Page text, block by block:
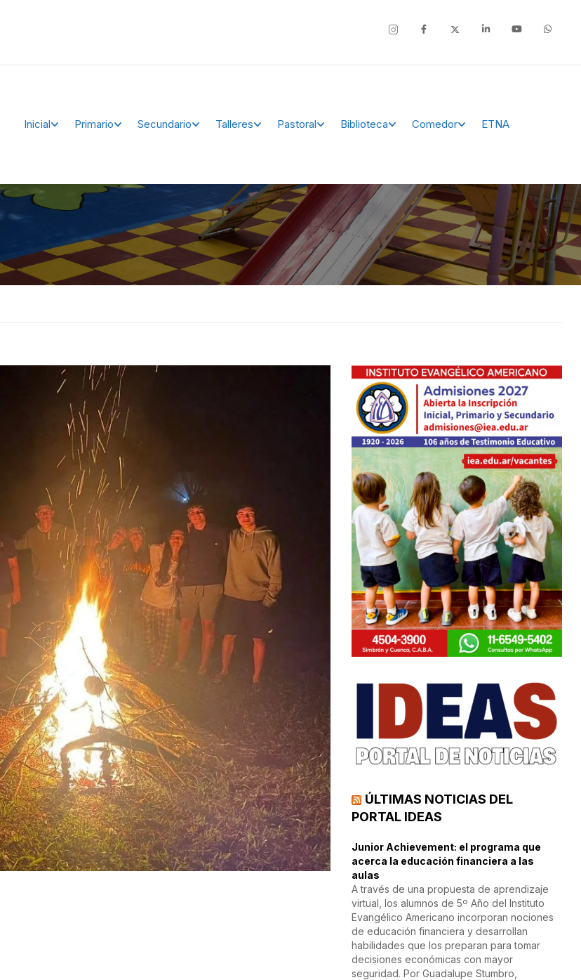
Inicial Primario Secundario Talleres Pastoral Biblioteca Comedor ETNA
ÚLTIMAS NOTICIAS DEL
PORTAL IDEAS
Junior Achievement: el programa que
acerca la educación financiera a las
aulas
A través de una propuesta de aprendizaje
virtual, los alumnos de 5º Año del Instituto
Evangélico Americano incorporan nociones
de educación financiera y desarrollan
habilidades que los preparan para tomar
decisiones económicas con mayor
seguridad. Por Guadalupe Stumbro,